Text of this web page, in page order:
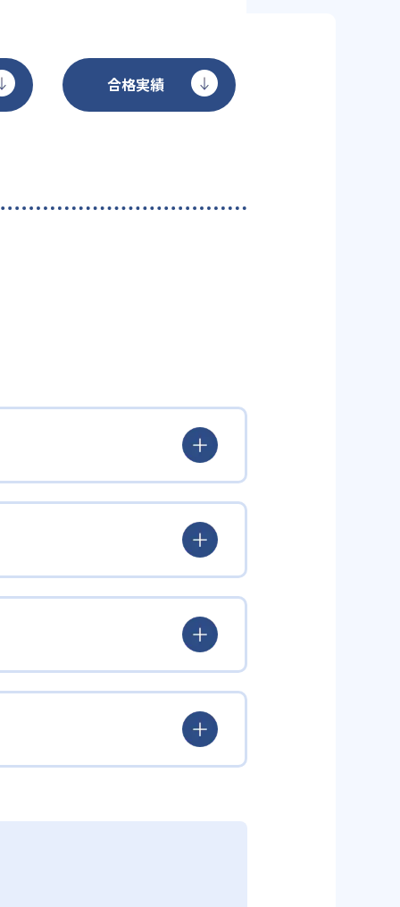
合格実績
ログラミング教室、科学教
を養う。
ロボットクリエイター高橋智
）所長の古田貴之 氏が監修。
監修は京都大学iCeMS特定助教
成活裕 氏と、各分野の第一線
会なども開催され、仲間と切
ゲーツ）など、小学校入学前の
ら学ぶ科学教室など、どのコー
学びを深めていくことが可能
教室と多彩なコースを展開。世
とが可能だ。全国2,000以上の
境が整い、継続的な学習意欲を
家庭での復習や別の学習機会